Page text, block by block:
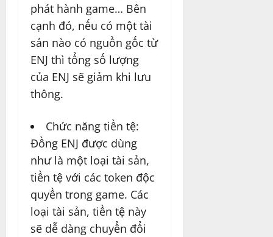
phát hành game… Bên
cạnh đó, nếu có một tài
sản nào có nguồn gốc từ
ENJ thì tổng số lượng
của ENJ sẽ giảm khi lưu
thông.
Chức năng tiền tệ:
Đồng ENJ được dùng
như là một loại tài sản,
tiền tệ với các token độc
quyền trong game. Các
loại tài sản, tiền tệ này
sẽ dễ dàng chuyển đổi